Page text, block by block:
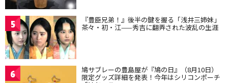
5 『豊臣兄弟！』後半の鍵を握る「浅井三姉妹」
茶々・初・江——秀吉に翻弄された波乱の生涯
6 鳩サブレーの豊島屋が『鳩の日』（8月10日）
限定グッズ詳細を発表！今年はシリコンポーチ